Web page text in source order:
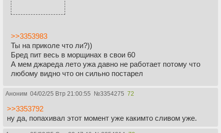
>>3353983
Ты на приколе что ли?))
Бред пит весь в морщинах в свои 60
А мем джареда лето ужа давно не работает потому что
любому видно что он сильно постарел
Аноним 04/02/25 Втр 21:00:55 №3354275 72
>>3353792
ну да, попахивал этот момент уже какимто сливом уже.